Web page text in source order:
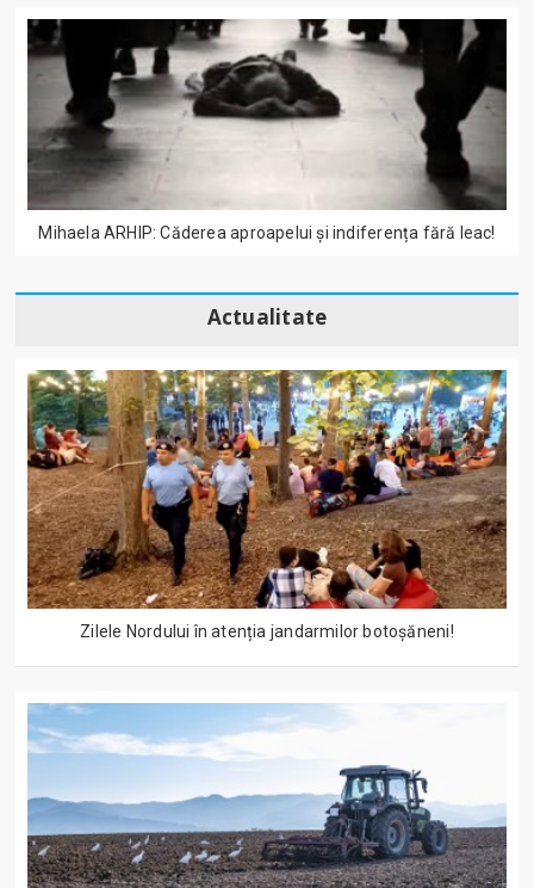
Mihaela ARHIP: Căderea aproapelui și indiferența fără leac!
Actualitate
Zilele Nordului în atenția jandarmilor botoșăneni!